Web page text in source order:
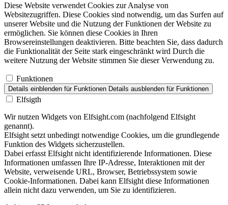
Diese Website verwendet Cookies zur Analyse von
Websitezugriffen. Diese Cookies sind notwendig, um das Surfen auf
unserer Website und die Nutzung der Funktionen der Website zu
ermöglichen. Sie können diese Cookies in Ihren
Browsereinstellungen deaktivieren. Bitte beachten Sie, dass dadurch
die Funktionalität der Seite stark eingeschränkt wird Durch die
weitere Nutzung der Website stimmen Sie dieser Verwendung zu.
Funktionen
Details einblenden für Funktionen Details ausblenden für Funktionen
Elfsigth
Wir nutzen Widgets von Elfsight.com (nachfolgend Elfsight
genannt).
Elfsight setzt unbedingt notwendige Cookies, um die grundlegende
Funktion des Widgets sicherzustellen.
Dabei erfasst Elfsight nicht identifizierende Informationen. Diese
Informationen umfassen Ihre IP-Adresse, Interaktionen mit der
Website, verweisende URL, Browser, Betriebssystem sowie
Cookie-Informationen. Dabei kann Elfsight diese Informationen
allein nicht dazu verwenden, um Sie zu identifizieren.